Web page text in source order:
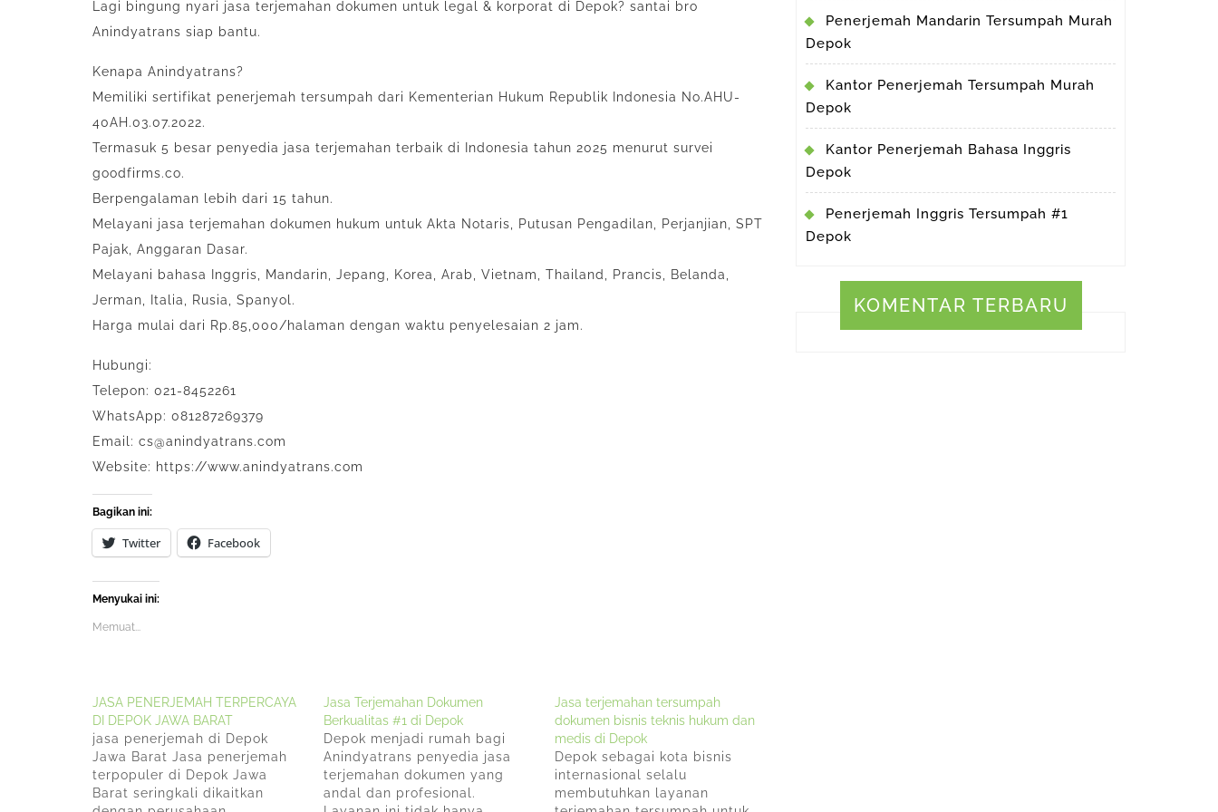
Lagi bingung nyari jasa terjemahan dokumen untuk legal & korporat di Depok? santai bro
Anindyatrans siap bantu.
Kenapa Anindyatrans?
Memiliki sertifikat penerjemah tersumpah dari Kementerian Hukum Republik Indonesia No.AHU-
40AH.03.07.2022.
Termasuk 5 besar penyedia jasa terjemahan terbaik di Indonesia tahun 2025 menurut survei
goodfirms.co.
Berpengalaman lebih dari 15 tahun.
Melayani jasa terjemahan dokumen hukum untuk Akta Notaris, Putusan Pengadilan, Perjanjian, SPT
Pajak, Anggaran Dasar.
Melayani bahasa Inggris, Mandarin, Jepang, Korea, Arab, Vietnam, Thailand, Prancis, Belanda,
Jerman, Italia, Rusia, Spanyol.
Harga mulai dari Rp.85,000/halaman dengan waktu penyelesaian 2 jam.
Hubungi:
Telepon: 021-8452261
WhatsApp: 081287269379
Email: cs@anindyatrans.com
Website: https://www.anindyatrans.com
Bagikan ini:
Twitter Facebook
Menyukai ini:
Memuat...
JASA PENERJEMAH TERPERCAYA
DI DEPOK JAWA BARAT
jasa penerjemah di Depok
Jawa Barat Jasa penerjemah
terpopuler di Depok Jawa
Barat seringkali dikaitkan
Jasa Terjemahan Dokumen
Berkualitas #1 di Depok
Depok menjadi rumah bagi
Anindyatrans penyedia jasa
terjemahan dokumen yang
andal dan profesional.
Jasa terjemahan tersumpah
dokumen bisnis teknis hukum dan
medis di Depok
Depok sebagai kota bisnis
internasional selalu
membutuhkan layanan
Penerjemah Mandarin Tersumpah Murah
Depok
Kantor Penerjemah Tersumpah Murah
Depok
Kantor Penerjemah Bahasa Inggris
Depok
Penerjemah Inggris Tersumpah #1
Depok
KOMENTAR TERBARU